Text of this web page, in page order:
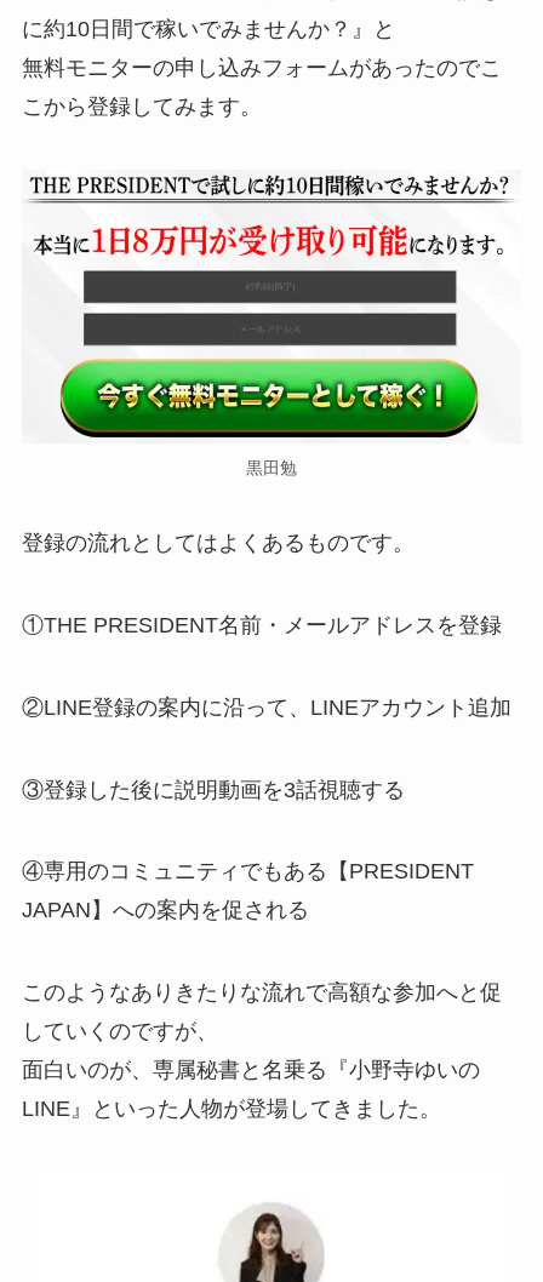
に約10日間で稼いでみませんか？』と
無料モニターの申し込みフォームがあったのでこ
こから登録してみます。
黒田勉
登録の流れとしてはよくあるものです。
①THE PRESIDENT名前・メールアドレスを登録
②LINE登録の案内に沿って、LINEアカウント追加
③登録した後に説明動画を3話視聴する
④専用のコミュニティでもある【PRESIDENT
JAPAN】への案内を促される
このようなありきたりな流れで高額な参加へと促
していくのですが、
面白いのが、専属秘書と名乗る『小野寺ゆいの
LINE』といった人物が登場してきました。